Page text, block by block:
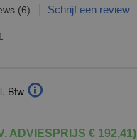
(6) Schrijf een review
Btw
ADVIESPRIJS € 192,41)